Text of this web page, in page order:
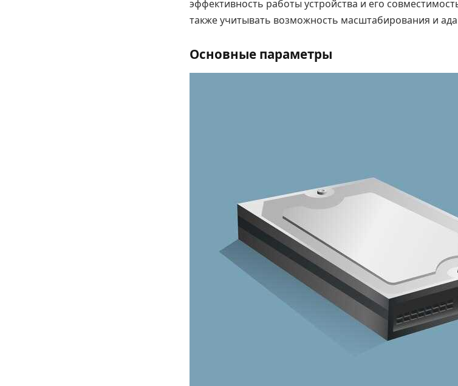
эффективность работы устройства и его
также учитывать возможность масштабирования и
Основные параметры